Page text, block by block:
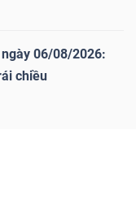
06/08/2026:
chiều